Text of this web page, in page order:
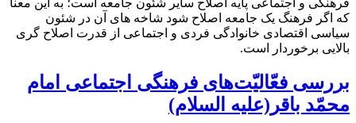
فرهنگی و اجتماعی پایه اصلاح سایر شئون جامعه است؛ به این معنا
که اگر فرهنگ یک جامعه اصلاح شود شاخه های آن در شئون
سیاسی اقتصادی خانوادگی فردی و اجتماعی از قدرت اصلاح گری
بالایی برخوردار است.
بررسی فعّالیّت‌های فرهنگی اجتماعی امام
محمّد باقر(علیه السلام)